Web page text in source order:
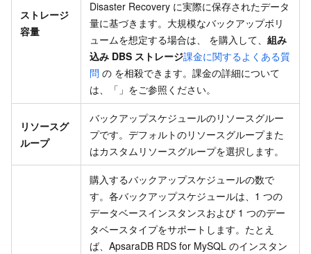
ストレージ
容量
Disaster Recovery に実際に保存されたデータ
量に基づきます。大規模なバックアップボリ
ュームを想定する場合は、 を購入して、 組み
込み DBS ストレージ課金に関するよくある質
問 の を相殺できます。課金の詳細について
は、「」をご参照ください。
リソースグ
ループ
バックアップスケジュールのリソースグルー
プです。デフォルトのリソースグループまた
はカスタムリソースグループを選択します。
購入するバックアップスケジュールの数で
す。各バックアップスケジュールは、1 つの
データベースインスタンスおよび 1 つのデー
タベースタイプをサポートします。たとえ
ば、ApsaraDB RDS for MySQL のインスタン